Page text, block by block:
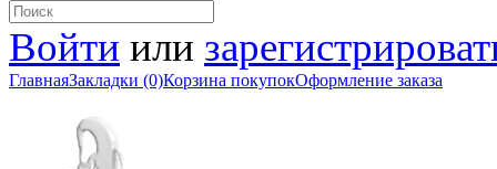
Войти или
ГлавнаяЗакладки (0)Корзина покупокОформление заказа